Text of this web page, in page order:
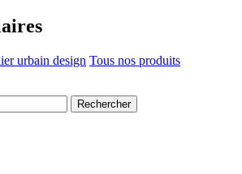
urbain design Tous nos produits